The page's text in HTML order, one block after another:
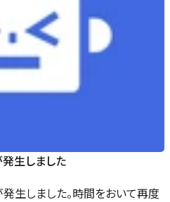
生しました
生しました。時間をおいて再度